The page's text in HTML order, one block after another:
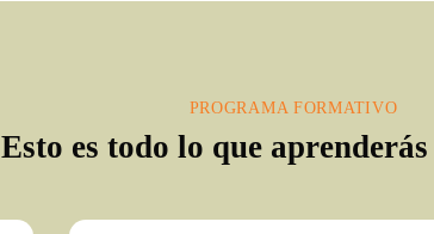
PROGRAMA FORMATIVO
Esto es todo lo que